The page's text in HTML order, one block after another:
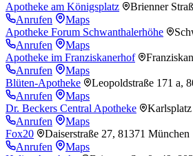
Apotheke am Königsplatz
Brienner
Anrufen
Maps
Apotheke Forum Schwanthalerhöhe
Anrufen
Maps
Apotheke im Franziskanerhof
Anrufen
Maps
Blüten-Apotheke
Leopoldstraße 171 a,
Anrufen
Maps
Dr. Beckers Central Apotheke
Anrufen
Maps
Fox20
Daiserstraße 27, 81371 München
Anrufen
Maps